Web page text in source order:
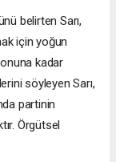
belirten Sarı,
için yoğun
kadar
söyleyen Sarı,
partinin
Örgütsel